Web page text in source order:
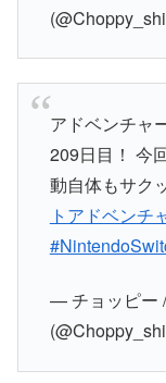
アドベンチャ
209日目！ 今
動自体もサク
トアドベンチ
— チョッピー